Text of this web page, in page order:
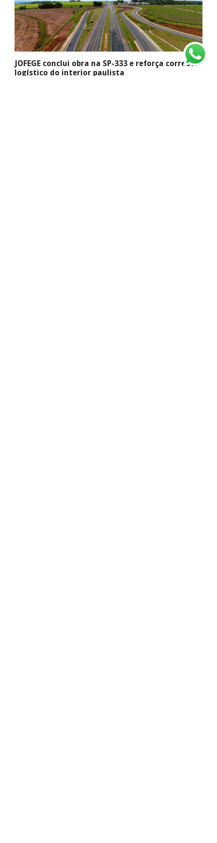
JOFEGE conclui obra na SP-333 e reforça corredor
logístico do interior paulista